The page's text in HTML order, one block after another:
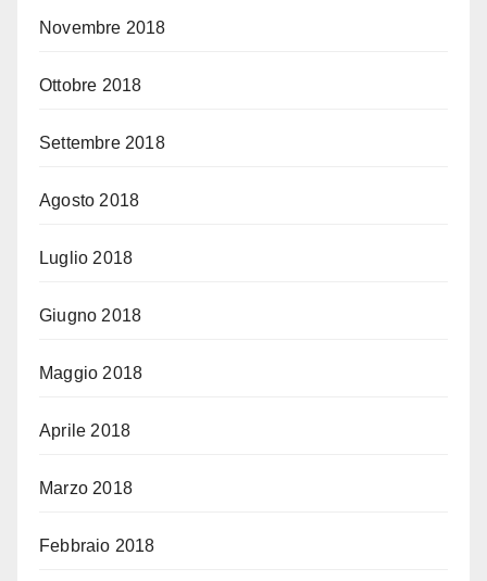
Novembre 2018
Ottobre 2018
Settembre 2018
Agosto 2018
Luglio 2018
Giugno 2018
Maggio 2018
Aprile 2018
Marzo 2018
Febbraio 2018